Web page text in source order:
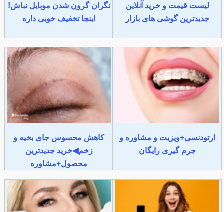
لیست قیمت و خرید آنلاین
جدیدترین گوشی های بازار
نگران گرون شدن موبایل نباش!
اینجا تخفیف خوبی داره
ارتودنسی+ویزیت و مشاوره و
جرم گیری رایگان
کاهش محسوس جای بخیه و
زخم◀خرید جدیدترین
محصول+مشاوره